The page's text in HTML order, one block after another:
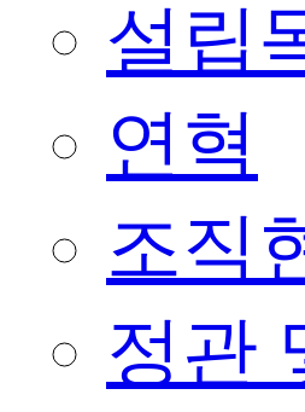
설립
연혁
조직
정관